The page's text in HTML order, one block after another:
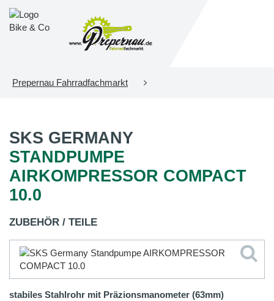
Prepernau Fahrradfachmarkt
SKS GERMANY
STANDPUMPE
AIRKOMPRESSOR COMPACT
10.0
ZUBEHÖR / TEILE
stabiles Stahlrohr mit Präzionsmanometer (63mm)